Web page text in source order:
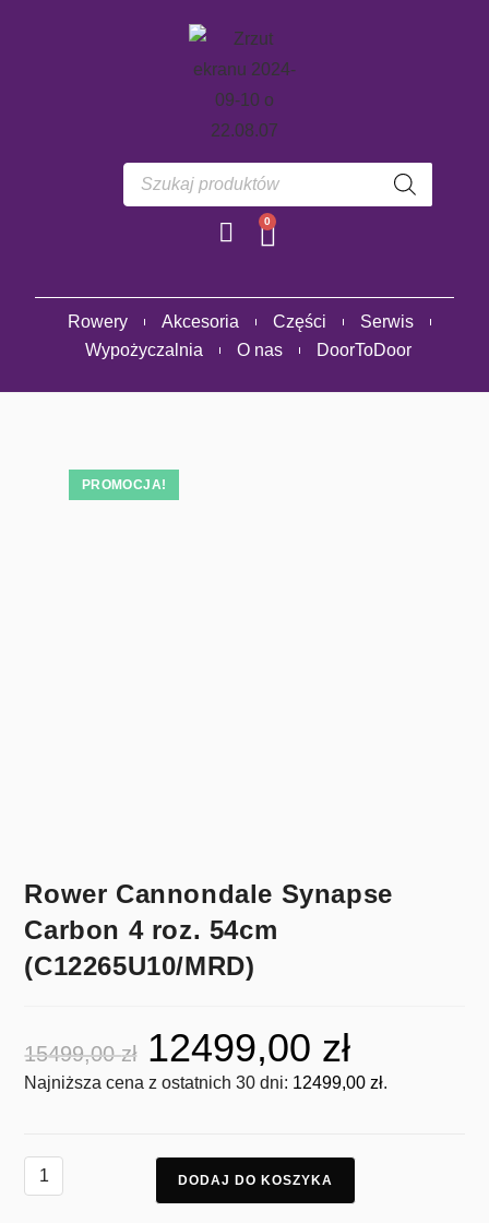
0
Rowery Akcesoria Części
Serwis
Wypożyczalnia
O nas DoorToDoor
PROMOCJA!
Rower Cannondale Synapse
Carbon 4 roz. 54cm
(C12265U10/MRD)
15499,00zł 12499,00 zł
Najniższa cena z ostatnich 30 dni: 12499,00zł.
DODAJ DO KOSZYKA